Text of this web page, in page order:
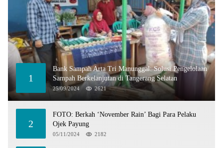
1
Bank Sampah Arta Tri Manunggal: Solusi Pengelolaan
Sampah Berkelanjutan di Tangerang Selatan
25/09/2024 2621
2
FOTO: Berkah ‘November Rain’ Bagi Para Pelaku
Ojek Payung
05/11/2024 2182